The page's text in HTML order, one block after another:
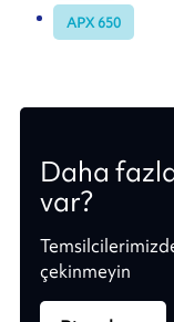
APX 650
Daha
var?
çekinmeyin